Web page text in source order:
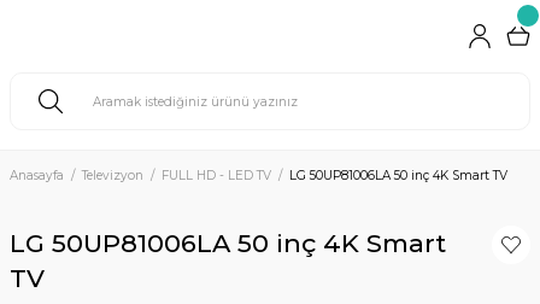
Anasayfa Televizyon FULL HD - LED TV LG 50UP81006LA 50 inç 4K Smart TV
LG 50UP81006LA 50 inç 4K Smart
TV